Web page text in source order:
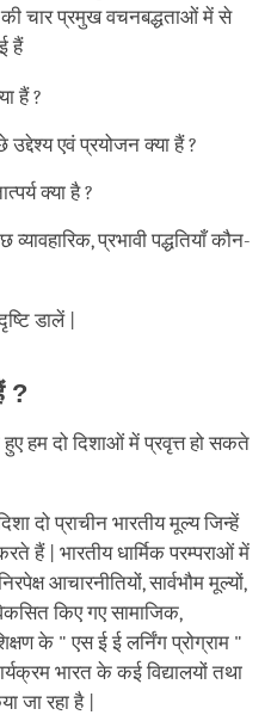
की चार प्रमुख वचनबद्धताओं में से
हैं
हैं ?
एवं प्रयोजन क्या हैं ?
क्या है ?
प्रभावी पद्धतियाँ कौन-
डालें |
?
हम दो दिशाओं में प्रवृत्त हो सकते
दो प्राचीन भारतीय मूल्य जिन्हें
हैं | भारतीय धार्मिक परम्पराओं में
आचारनीतियों, सार्वभौम मूल्यों,
किए गए सामाजिक,
के " एस ई ई लर्निंग प्रोग्राम "
भारत के कई विद्यालयों तथा
जा रहा है |